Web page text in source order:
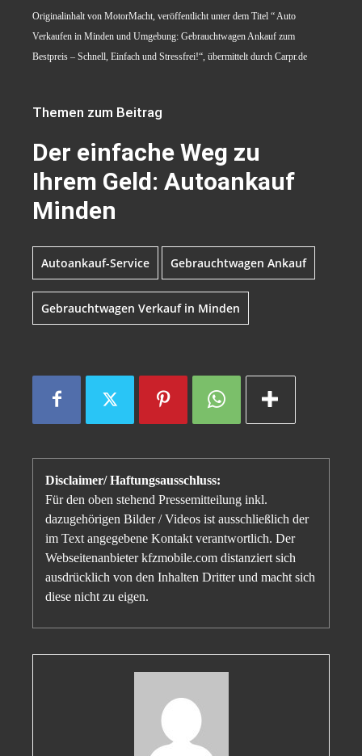
Originalinhalt von MotorMacht, veröffentlicht unter dem Titel “ Auto
Verkaufen in Minden und Umgebung: Gebrauchtwagen Ankauf zum
Bestpreis – Schnell, Einfach und Stressfrei!“, übermittelt durch Carpr.de
Themen zum Beitrag
Der einfache Weg zu
Ihrem Geld: Autoankauf
Minden
Autoankauf-Service Gebrauchtwagen Ankauf
Gebrauchtwagen Verkauf in Minden
Disclaimer/ Haftungsausschluss:
Für den oben stehend Pressemitteilung inkl.
dazugehörigen Bilder / Videos ist ausschließlich der
im Text angegebene Kontakt verantwortlich. Der
Webseitenanbieter kfzmobile.com distanziert sich
ausdrücklich von den Inhalten Dritter und macht sich
diese nicht zu eigen.